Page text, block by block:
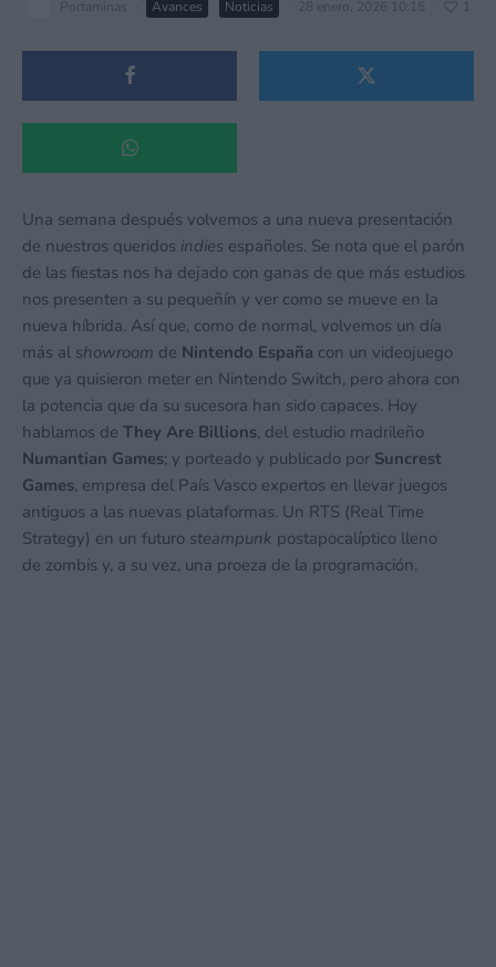
Portaminas Avances Noticias 28 enero, 2026 10:15 1
Una semana después volvemos a una nueva presentación
de nuestros queridos indies españoles. Se nota que el parón
de las fiestas nos ha dejado con ganas de que más estudios
nos presenten a su pequeñín y ver como se mueve en la
nueva híbrida. Así que, como de normal, volvemos un día
más al showroom de Nintendo España con un videojuego
que ya quisieron meter en Nintendo Switch, pero ahora con
la potencia que da su sucesora han sido capaces. Hoy
hablamos de They Are Billions, del estudio madrileño
Numantian Games; y porteado y publicado por Suncrest
Games, empresa del País Vasco expertos en llevar juegos
antiguos a las nuevas plataformas. Un RTS (Real Time
Strategy) en un futuro steampunk postapocalíptico lleno
de zombis y, a su vez, una proeza de la programación.